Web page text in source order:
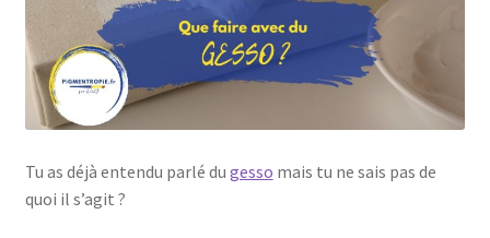
Tu as déjà entendu parlé du gesso mais tu ne sais pas de
quoi il s’agit ?